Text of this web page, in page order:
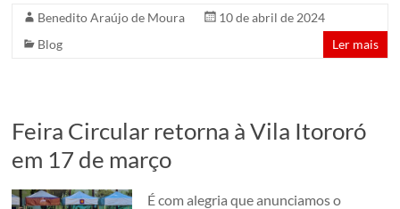
Benedito Araújo de Moura
10 de abril de 2024
Blog
Ler mais
Feira Circular retorna à Vila Itororó
em 17 de março
É com alegria que anunciamos o